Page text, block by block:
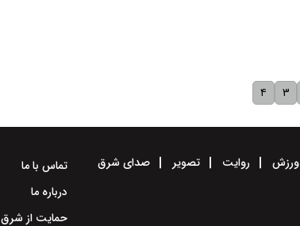
۳ ۴
ورزش روایت تصویر صدای شرق
تماس با ما
درباره ما
حمایت از شرق